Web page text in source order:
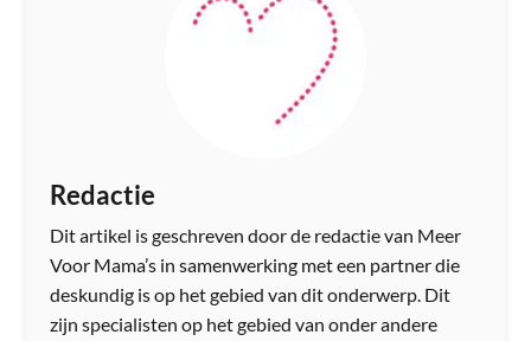
Redactie
Dit artikel is geschreven door de redactie van Meer
Voor Mama’s in samenwerking met een partner die
deskundig is op het gebied van dit onderwerp. Dit
zijn specialisten op het gebied van onder andere